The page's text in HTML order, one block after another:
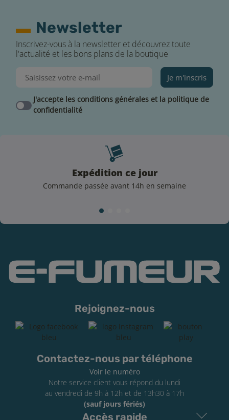
Newsletter
Inscrivez-vous à la newsletter et découvrez toute
l'actualité et les bons plans de la boutique
Je m'inscris
J'accepte les conditions générales et la politique de
confidentialité
Expédition ce jour
Commande passée avant 14h en semaine
Rejoignez-nous
Contactez-nous par téléphone
Voir le numéro
Notre service client vous répond du lundi
au vendredi de 9h à 12h et de 13h30 à 17h
(sauf jours fériés)
Accès rapide